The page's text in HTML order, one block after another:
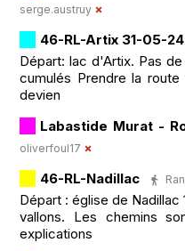
serge.austruy
46-RL-Artix 31-05-24
Départ: lac d'Artix. Pas
cumulés Prendre la
devien
Labastide Murat -
oliverfoul17
46-RL-Nadillac
Départ : église de
vallons. Les chemins
explications